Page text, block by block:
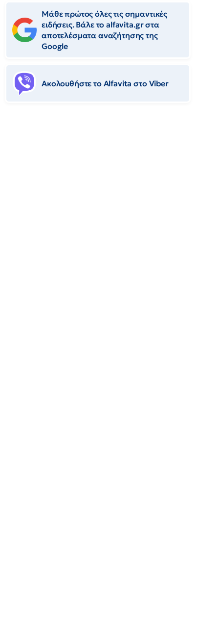
Μάθε πρώτος όλες τις σημαντικές
ειδήσεις. Βάλε το alfavita.gr στα
αποτελέσματα αναζήτησης της
Google
Ακολουθήστε το Αlfavita στο Viber